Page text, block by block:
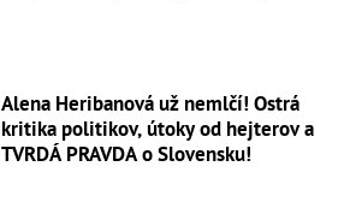
Alena Heribanová už nemlčí! Ostrá
kritika politikov, útoky od hejterov a
TVRDÁ PRAVDA o Slovensku!